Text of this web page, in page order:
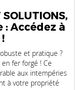
Accédez à
et pratique ?
fer forgé ! Ce
aux intempéries
à votre propriété